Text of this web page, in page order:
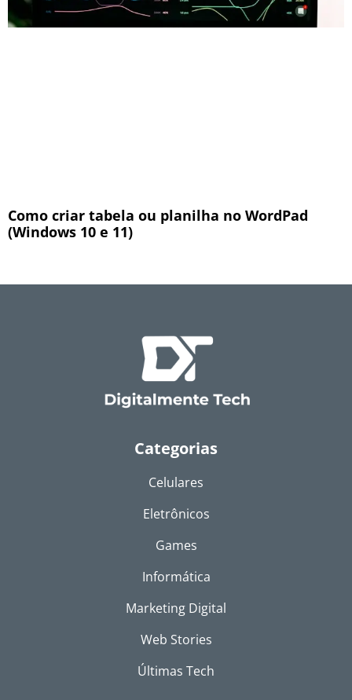
Como criar tabela ou planilha no WordPad
(Windows 10 e 11)
Categorias
Celulares
Eletrônicos
Games
Informática
Marketing Digital
Web Stories
Últimas Tech